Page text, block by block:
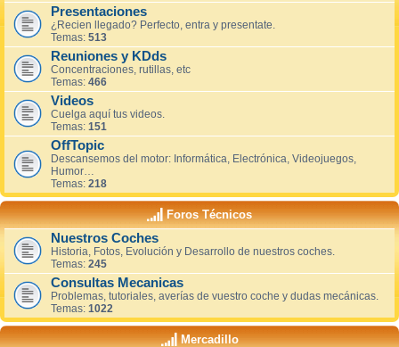
Presentaciones
¿Recien llegado? Perfecto, entra y presentate.
Temas: 513
Reuniones y KDds
Concentraciones, rutillas, etc
Temas: 466
Videos
Cuelga aquí tus videos.
Temas: 151
OffTopic
Descansemos del motor: Informática, Electrónica, Videojuegos,
Humor…
Temas: 218
Foros Técnicos
Nuestros Coches
Historia, Fotos, Evolución y Desarrollo de nuestros coches.
Temas: 245
Consultas Mecanicas
Problemas, tutoriales, averías de vuestro coche y dudas mecánicas.
Temas: 1022
Mercadillo